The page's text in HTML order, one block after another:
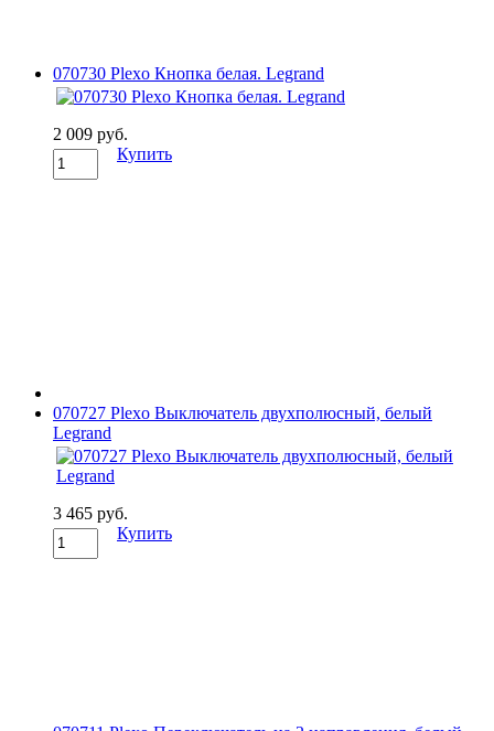
070730 Plexo Кнопка белая. Legrand
2 009 руб.
Купить
070727 Plexo Выключатель двухполюсный, белый
Legrand
3 465 руб.
Купить